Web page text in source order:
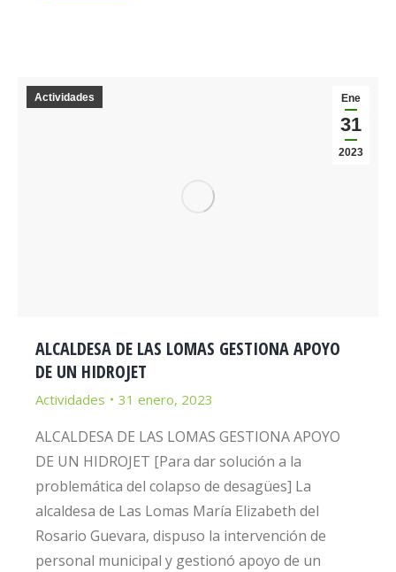
Ene
31
2023
Actividades
ALCALDESA DE LAS LOMAS GESTIONA APOYO
DE UN HIDROJET
Actividades 31 enero, 2023
ALCALDESA DE LAS LOMAS GESTIONA APOYO
DE UN HIDROJET [Para dar solución a la
problemática del colapso de desagües] La
alcaldesa de Las Lomas María Elizabeth del
Rosario Guevara, dispuso la intervención de
personal municipal y gestionó apoyo de un